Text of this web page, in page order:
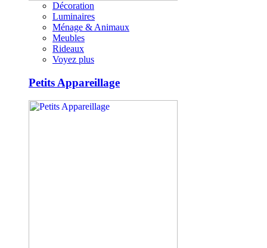
Décoration
Luminaires
Ménage & Animaux
Meubles
Rideaux
Voyez plus
Petits Appareillage